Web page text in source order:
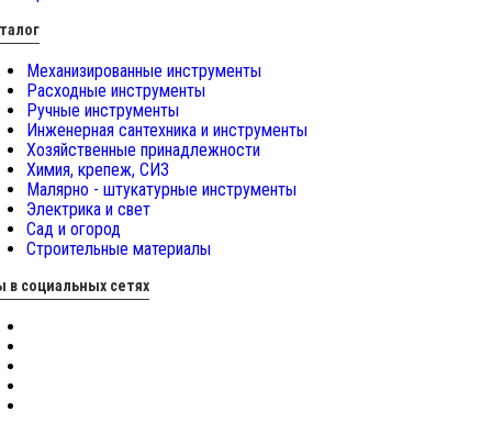
Механизированные инструменты
Расходные инструменты
Ручные инструменты
Инженерная сантехника и инструменты
Хозяйственные принадлежности
Химия, крепеж, СИЗ
Малярно - штукатурные инструменты
Электрика и свет
Сад и огород
Строительные материалы
в социальных сетях